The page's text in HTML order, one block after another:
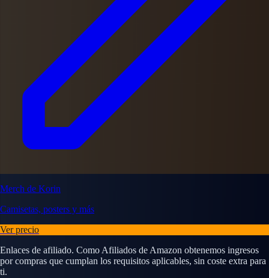
Merch de Korin
Camisetas, posters y más
Ver precio
Enlaces de afiliado. Como Afiliados de Amazon obtenemos ingresos
por compras que cumplan los requisitos aplicables, sin coste extra para
ti.